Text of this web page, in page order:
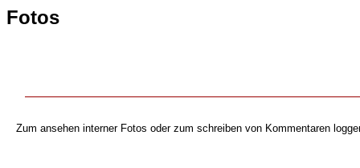
Fotos
Zum ansehen interner Fotos oder zum schreiben von Kommentaren